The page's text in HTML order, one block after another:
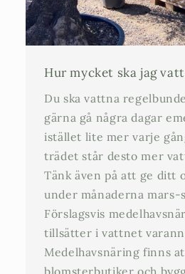
Hur mycket ska jag
Du ska vattna
gärna gå några dagar
istället lite mer varje
trädet står desto mer
Tänk även på att ge ditt
under månaderna mars-
Förslagsvis
tillsätter i vattnet
Medelhavsnäring finns